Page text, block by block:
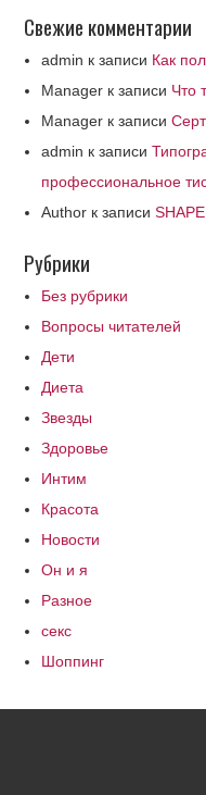
Свежие комментарии
admin к записи Как
Manager к записи Что
Manager к записи
admin к записи
профессиональное
Author к записи
Рубрики
Без рубрики
Вопросы читателей
Дети
Диета
Звезды
Здоровье
Интим
Красота
Новости
Он и я
Разное
секс
Шоппинг